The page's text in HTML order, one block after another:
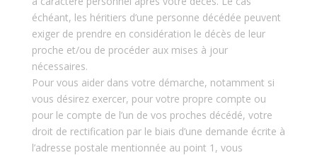
échéant, les héritiers d’une personne décédée peuvent
exiger de prendre en considération le décès de leur
proche et/ou de procéder aux mises à jour
nécessaires.
Pour vous aider dans votre démarche, notamment si
vous désirez exercer, pour votre propre compte ou
pour le compte de l’un de vos proches décédé, votre
droit de rectification par le biais d’une demande écrite à
l’adresse postale mentionnée au point 1, vous